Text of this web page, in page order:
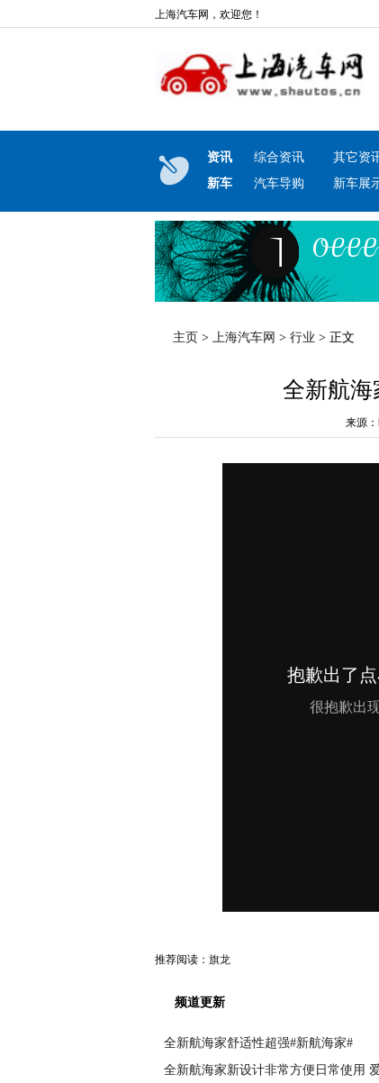
上海汽车网，欢迎您！
资讯 综合资讯
其它资
新车
汽车导购 新车展
主页 > 上海汽车网 > 行业 > 正文
全新航海
来源：
推荐阅读： 旗龙
频道更新
全新航海家舒适性超强#新航海家#
全新航海家新设计非常方便日常使用